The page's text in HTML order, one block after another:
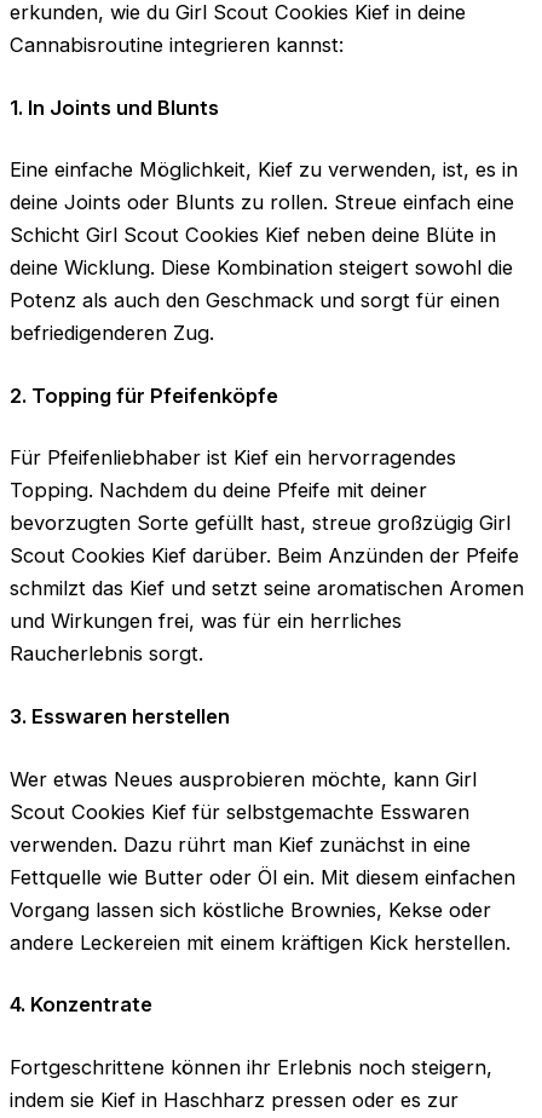
erkunden, wie du Girl Scout Cookies Kief in deine
Cannabisroutine integrieren kannst:
1. In Joints und Blunts
Eine einfache Möglichkeit, Kief zu verwenden, ist, es in
deine Joints oder Blunts zu rollen. Streue einfach eine
Schicht Girl Scout Cookies Kief neben deine Blüte in
deine Wicklung. Diese Kombination steigert sowohl die
Potenz als auch den Geschmack und sorgt für einen
befriedigenderen Zug.
2. Topping für Pfeifenköpfe
Für Pfeifenliebhaber ist Kief ein hervorragendes
Topping. Nachdem du deine Pfeife mit deiner
bevorzugten Sorte gefüllt hast, streue großzügig Girl
Scout Cookies Kief darüber. Beim Anzünden der Pfeife
schmilzt das Kief und setzt seine aromatischen Aromen
und Wirkungen frei, was für ein herrliches
Raucherlebnis sorgt.
3. Esswaren herstellen
Wer etwas Neues ausprobieren möchte, kann Girl
Scout Cookies Kief für selbstgemachte Esswaren
verwenden. Dazu rührt man Kief zunächst in eine
Fettquelle wie Butter oder Öl ein. Mit diesem einfachen
Vorgang lassen sich köstliche Brownies, Kekse oder
andere Leckereien mit einem kräftigen Kick herstellen.
4. Konzentrate
Fortgeschrittene können ihr Erlebnis noch steigern,
indem sie Kief in Haschharz pressen oder es zur